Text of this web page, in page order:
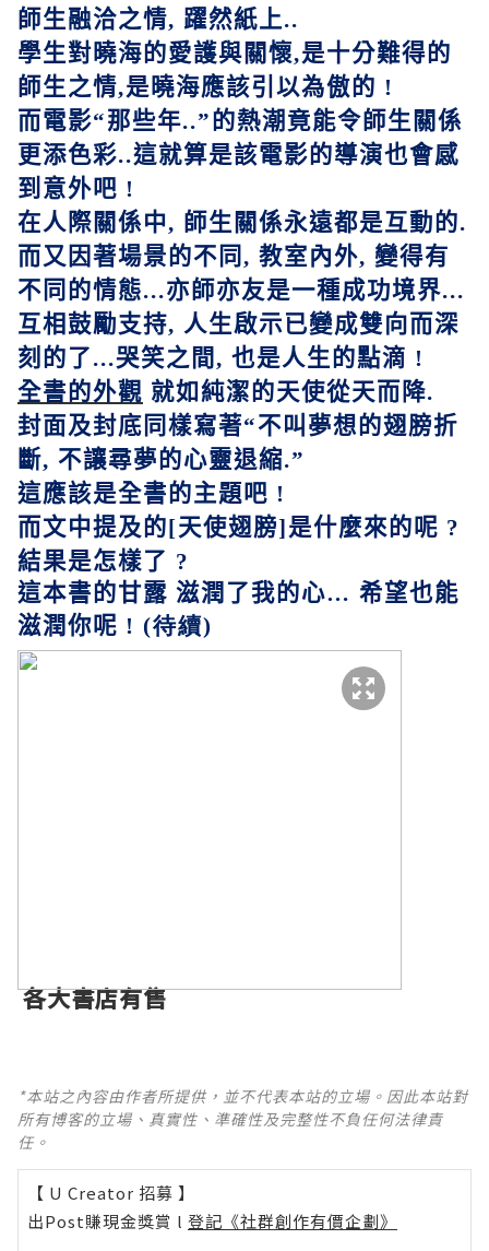
師生融洽之情, 躍然紙上..
學生對曉海的愛護與關懷,是十分難得的
師生之情,是曉海應該引以為傲的 !
而電影“那些年..” 的熱潮竟能令師生關係
更添色彩..這就算是該電影的導演也會感
到意外吧 !
在人際關係中, 師生關係永遠都是互動的.
而又因著場景的不同 , 教室內外, 變得有
不同的情態...亦師亦友是一種成功境界...
互相鼓勵支持, 人生啟示已變成雙向而深
刻的了...哭笑之間 , 也是人生的點滴 !
全書的外觀 就如純潔的天使從天而降.
封面及封底同樣寫著“不叫夢想的翅膀折
斷, 不讓尋夢的心靈退縮.”
這應該是全書的主題吧 !
而文中提及的[天使翅膀]是什麼來的呢 ?
結果是怎樣了 ?
這本書的甘露 滋潤了我的心… 希望也能
滋潤你呢 ! (待續)
各大書店有售
*本站之內容由作者所提供，並不代表本站的立場。因此本站對
所有博客的立場、真實性、準確性及完整性不負任何法律責
任。
【 U Creator 招募 】
出Post賺現金獎賞 l 登記《社群創作有價企劃》